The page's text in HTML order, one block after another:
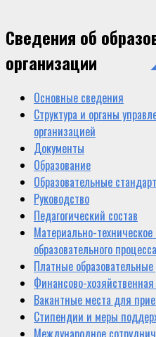
Сведения об
организации
Основные сведения
Структура и органы
организацией
Документы
Образование
Образовательные
Руководство
Педагогический состав
Материально-
образовательного
Платные образовательные
Финансово-
Вакантные места для
Стипендии и меры
Международное